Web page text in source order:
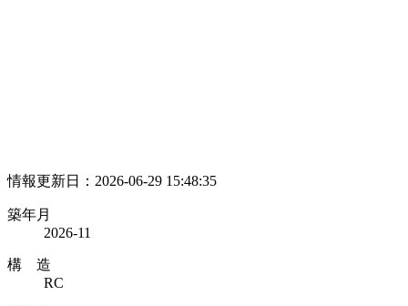
情報更新日：2026-06-29 15:48:35
築年月
2026-11
構 造
RC